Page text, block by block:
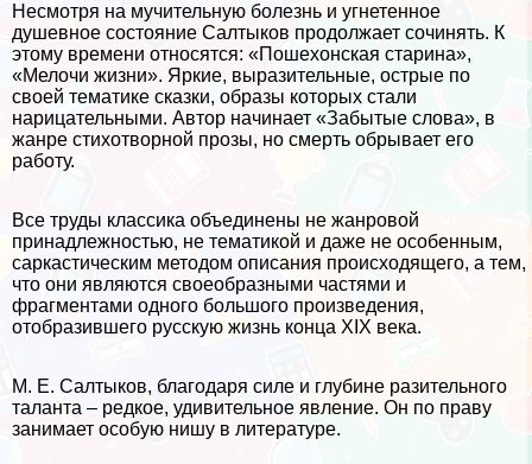
Несмотря на мучительную болезнь и угнетенное
душевное состояние Салтыков продолжает сочинять. К
этому времени относятся: «Пошехонская старина»,
«Мелочи жизни». Яркие, выразительные, острые по
своей тематике сказки, образы которых стали
нарицательными. Автор начинает «Забытые слова», в
жанре стихотворной прозы, но cмepть обрывает его
работу.
Все труды классика объединены не жанровой
принадлежностью, не тематикой и даже не особенным,
саркастическим методом описания происходящего, а тем,
что они являются своеобразными частями и
фрагментами одного большого произведения,
отобразившего русскую жизнь конца XIX века.
М. Е. Салтыков, благодаря силе и глубине разительного
таланта – редкое, удивительное явление. Он по праву
занимает особую нишу в литературе.